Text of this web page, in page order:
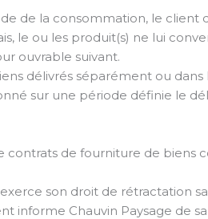
de la consommation, le
le ou les produit(s) ne lui
ouvrable suivant.
délivrés séparément ou
sur une période définie le
de fourniture de biens
son droit de rétractation
informe Chauvin Paysage de